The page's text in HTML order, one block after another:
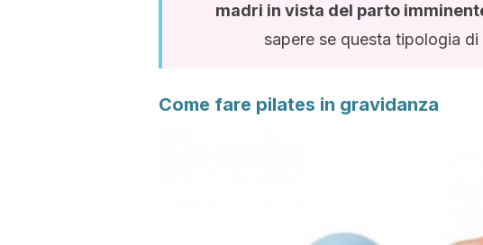
madri in vista del parto
sapere se questa tipologia
Come fare pilates in gravidanza